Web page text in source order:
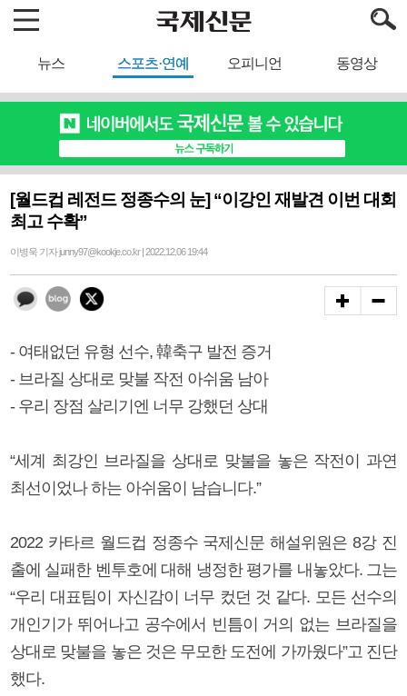
뉴스 스포츠·연예 오피니언 동영상
[월드컵 레전드 정종수의 눈] “이강인 재발견 이번 대회
최고 수확”
이병욱 기자 junny97@kookje.co.kr | 2022.12.06 19:44
- 여태없던 유형 선수, 韓축구 발전 증거
- 브라질 상대로 맞불 작전 아쉬움 남아
- 우리 장점 살리기엔 너무 강했던 상대
“세계 최강인 브라질을 상대로 맞불을 놓은 작전이 과연
최선이었나 하는 아쉬움이 남습니다.”
2022 카타르 월드컵 정종수 국제신문 해설위원은 8강 진
출에 실패한 벤투호에 대해 냉정한 평가를 내놓았다. 그는
“우리 대표팀이 자신감이 너무 컸던 것 같다. 모든 선수의
개인기가 뛰어나고 공수에서 빈틈이 거의 없는 브라질을
상대로 맞불을 놓은 것은 무모한 도전에 가까웠다”고 진단
했다.